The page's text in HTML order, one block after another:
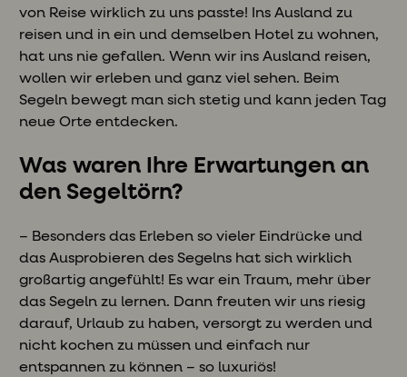
von Reise wirklich zu uns passte! Ins Ausland zu
reisen und in ein und demselben Hotel zu wohnen,
hat uns nie gefallen. Wenn wir ins Ausland reisen,
wollen wir erleben und ganz viel sehen. Beim
Segeln bewegt man sich stetig und kann jeden Tag
neue Orte entdecken.
Was waren Ihre Erwartungen an
den Segeltörn?
– Besonders das Erleben so vieler Eindrücke und
das Ausprobieren des Segelns hat sich wirklich
großartig angefühlt! Es war ein Traum, mehr über
das Segeln zu lernen. Dann freuten wir uns riesig
darauf, Urlaub zu haben, versorgt zu werden und
nicht kochen zu müssen und einfach nur
entspannen zu können – so luxuriös!